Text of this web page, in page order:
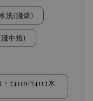
洗(淺焙)
中焙)
74110/74112水